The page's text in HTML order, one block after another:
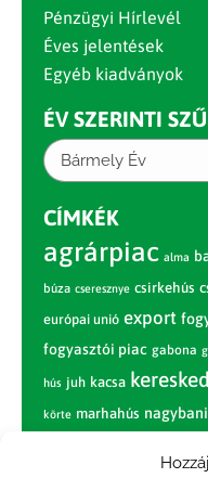
Pénzügyi Hírlevél
Éves jelentések
Egyéb kiadványok
ÉV SZERINTI
Bármely Év
CÍMKÉK
agrárpiac alma
búza cseresznye csirkehús
európai unió export
fogyasztói piac gabona
hús juh kacsa
körte marhahús